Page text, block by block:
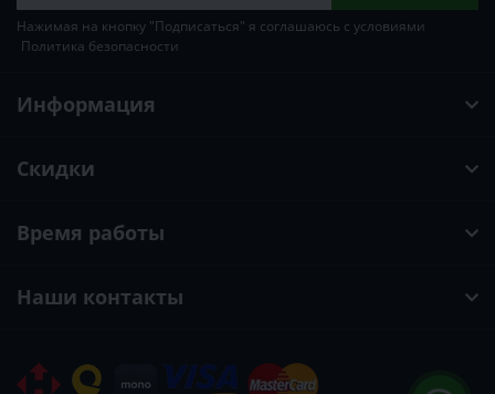
Нажимая на кнопку "Подписаться" я соглашаюсь с условиями
Политика безопасности
Информация
Скидки
Время работы
Наши контакты